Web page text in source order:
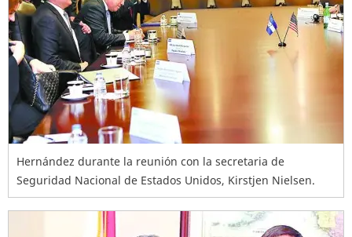
Hernández durante la reunión con la secretaria de
Seguridad Nacional de Estados Unidos, Kirstjen Nielsen.